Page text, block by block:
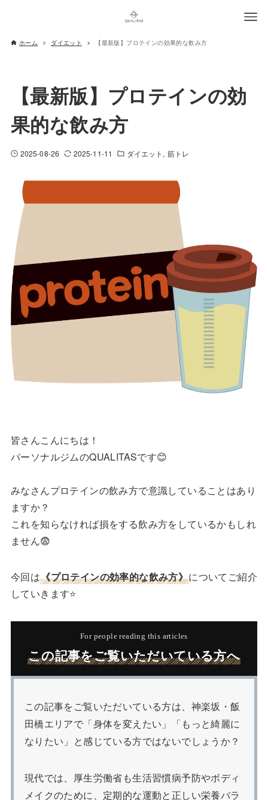
ホーム ダイエット 【最新版】プロテインの効果的な飲み方
【最新版】プロテインの効
果的な飲み方
2025-08-26 2025-11-11 ダイエット 筋トレ
皆さんこんにちは！
パーソナルジムのQUALITASです😊
みなさんプロテインの飲み方で意識していることはあり
ますか？
これを知らなければ損をする飲み方をしているかもしれ
ません😨
今回は《プロテインの効率的な飲み方》についてご紹介
していきます⭐
For people reading this articles
この記事をご覧いただいている方へ
この記事をご覧いただいている方は、神楽坂・飯
田橋エリアで「身体を変えたい」「もっと綺麗に
なりたい」と感じている方ではないでしょうか？
現代では、厚生労働省も生活習慣病予防やボディ
メイクのために、定期的な運動と正しい栄養バラ